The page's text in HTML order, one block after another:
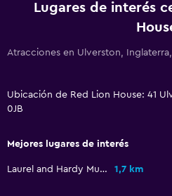
Lugares de interés
Atracciones en Ulverston,
Ubicación de Red Lion House: 41
0JB
Mejores lugares de interés
Laurel and Hardy Museum 1,7 km